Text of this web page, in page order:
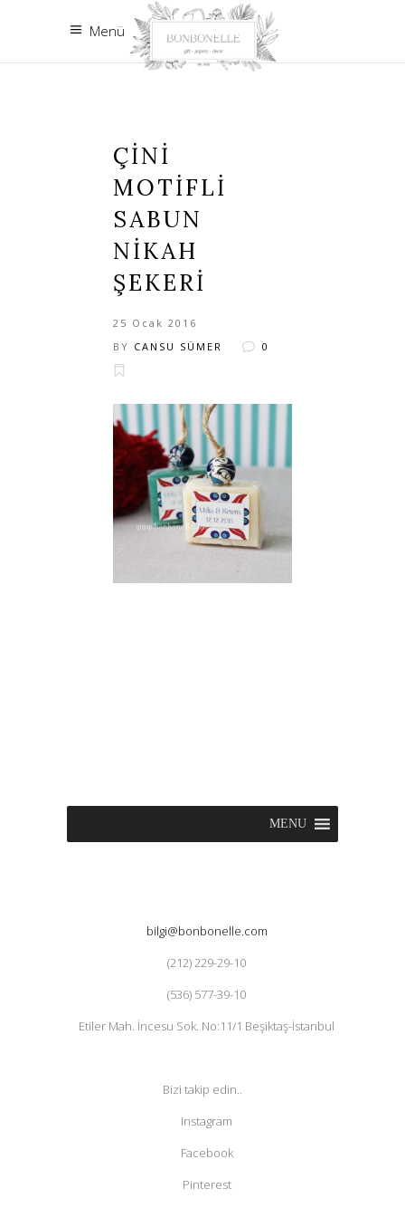
Menü
ÇINI
MOTIFLI
SABUN
NIKAH
ŞEKERI
25 Ocak 2016
BY CANSU SÜMER 0
MENU
bilgi@bonbonelle.com
(212) 229-29-10
(536) 577-39-10
Etiler Mah. İncesu Sok. No:11/1 Beşiktaş-İstanbul
Bizi takip edin..
Instagram
Facebook
Pinterest